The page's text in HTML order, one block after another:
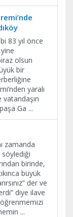
83 yıl önce
olsun
bir
yaralı
Ga ...
zamanda
birinde,
büyük
der ve
diye ilave
...